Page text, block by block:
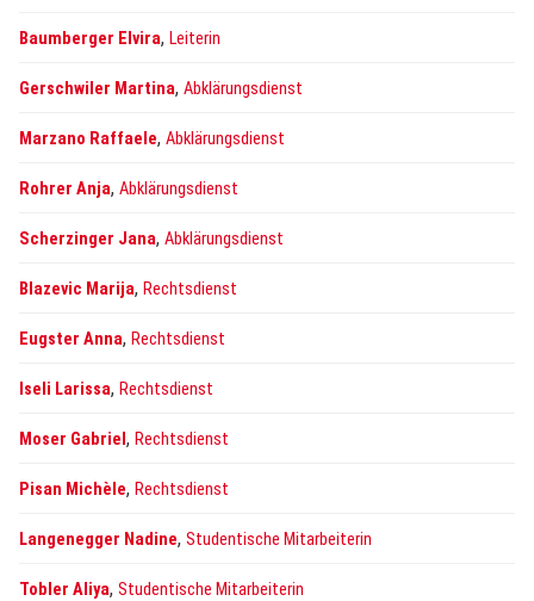
Baumberger Elvira, Leiterin
Gerschwiler Martina, Abklärungsdienst
Marzano Raffaele, Abklärungsdienst
Rohrer Anja, Abklärungsdienst
Scherzinger Jana, Abklärungsdienst
Blazevic Marija, Rechtsdienst
Eugster Anna, Rechtsdienst
Iseli Larissa, Rechtsdienst
Moser Gabriel , Rechtsdienst
Pisan Michèle, Rechtsdienst
Langenegger Nadine, Studentische Mitarbeiterin
Tobler Aliya, Studentische Mitarbeiterin